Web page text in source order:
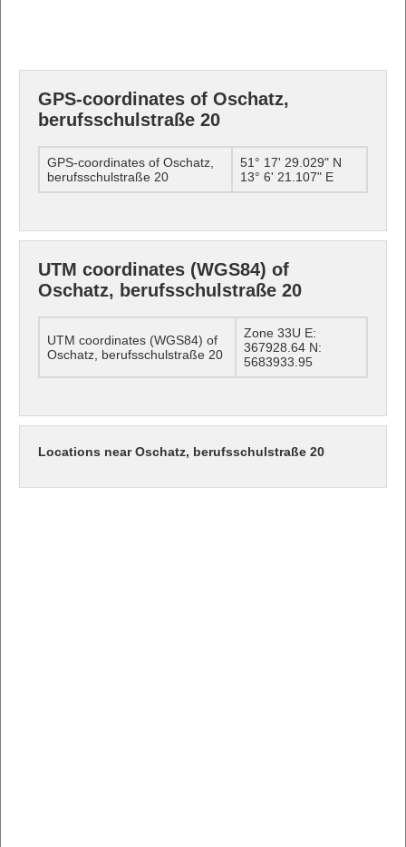
GPS-coordinates of Oschatz,
berufsschulstraße 20
GPS-coordinates of Oschatz,
berufsschulstraße 20
51° 17' 29.029" N
13° 6' 21.107" E
UTM coordinates (WGS84) of
Oschatz, berufsschulstraße 20
UTM coordinates (WGS84) of
Oschatz, berufsschulstraße 20
Zone 33U E:
367928.64 N:
5683933.95
Locations near Oschatz, berufsschulstraße 20